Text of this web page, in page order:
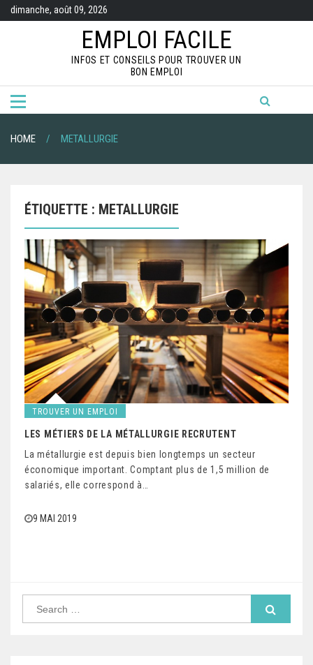
t
dimanche, août 09, 2026
EMPLOI FACILE
INFOS ET CONSEILS POUR TROUVER UN
BON EMPLOI
HOME METALLURGIE
ÉTIQUETTE : METALLURGIE
TROUVER UN EMPLOI
LES MÉTIERS DE LA MÉTALLURGIE RECRUTENT
La métallurgie est depuis bien longtemps un secteur
économique important. Comptant plus de 1,5 million de
salariés, elle correspond à…
9 MAI 2019
a